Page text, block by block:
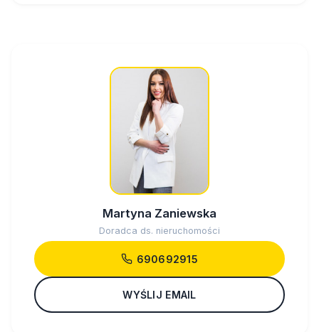
Martyna Zaniewska
Doradca ds. nieruchomości
690692915
WYŚLIJ EMAIL